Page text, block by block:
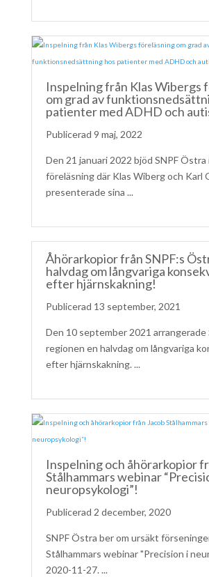
Inspelning från Klas Wibergs
om grad av
patienter med ADHD och
9 maj, 2022
Den 21 januari 2022 bjöd SNPF Östra
föreläsning där Klas Wiberg och Karl
presenterade sina ...
Åhörarkopior från SNPF:s
halvdag om långvariga
efter hjärnskakning!
13 september, 2021
Den 10 september 2021 arrangerade
regionen en halvdag om långvariga
efter hjärnskakning. ...
Inspelning och åhörarkopior
Stålhammars webinar
neuropsykologi”!
2 december, 2020
SNPF Östra ber om ursäkt
Stålhammars webinar "Precision i
2020-11-27. ...